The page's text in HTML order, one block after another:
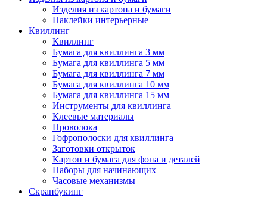
Изделия из картона и бумаги
Наклейки интерьерные
Квиллинг
Квиллинг
Бумага для квиллинга 3 мм
Бумага для квиллинга 5 мм
Бумага для квиллинга 7 мм
Бумага для квиллинга 10 мм
Бумага для квиллинга 15 мм
Инструменты для квиллинга
Клеевые материалы
Проволока
Гофрополоски для квиллинга
Заготовки открыток
Картон и бумага для фона и деталей
Наборы для начинающих
Часовые механизмы
Скрапбукинг